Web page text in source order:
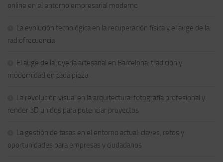
online en el entorno empresarial moderno
La evolución tecnológica en la recuperación física y el auge de la
radiofrecuencia
El auge de la joyería artesanal en Barcelona: tradición y
modernidad en cada pieza
La revolución visual en la arquitectura: fotografía profesional y
render 3D unidos para potenciar proyectos
La gestión de tasas en el entorno actual: claves, retos y
oportunidades para empresas y ciudadanos